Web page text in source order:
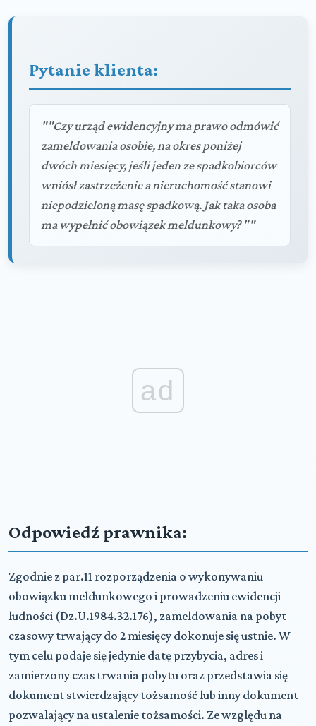
Pytanie klienta:
""Czy urząd ewidencyjny ma prawo odmówić
zameldowania osobie, na okres poniżej
dwóch miesięcy, jeśli jeden ze spadkobiorców
wniósł zastrzeżenie a nieruchomość stanowi
niepodzieloną masę spadkową. Jak taka osoba
ma wypełnić obowiązek meldunkowy? ""
ad
Odpowiedź prawnika:
Zgodnie z par.11 rozporządzenia o wykonywaniu
obowiązku meldunkowego i prowadzeniu ewidencji
ludności (Dz.U.1984.32.176), zameldowania na pobyt
czasowy trwający do 2 miesięcy dokonuje się ustnie. W
tym celu podaje się jedynie datę przybycia, adres i
zamierzony czas trwania pobytu oraz przedstawia się
dokument stwierdzający tożsamość lub inny dokument
pozwalający na ustalenie tożsamości. Ze względu na